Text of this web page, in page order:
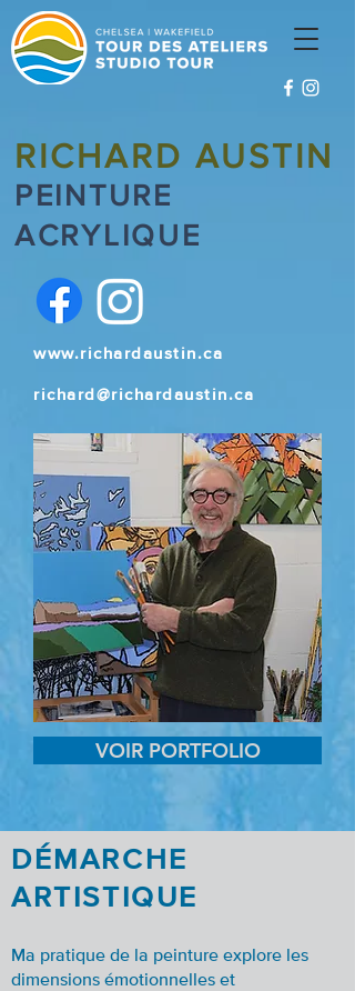
RICHARD AUSTIN
PEINTURE
ACRYLIQUE
www.richardaustin.ca
richard@richardaustin.ca
VOIR PORTFOLIO
DÉMARCHE
ARTISTIQUE
Ma pratique de la peinture explore les
dimensions émotionnelles et